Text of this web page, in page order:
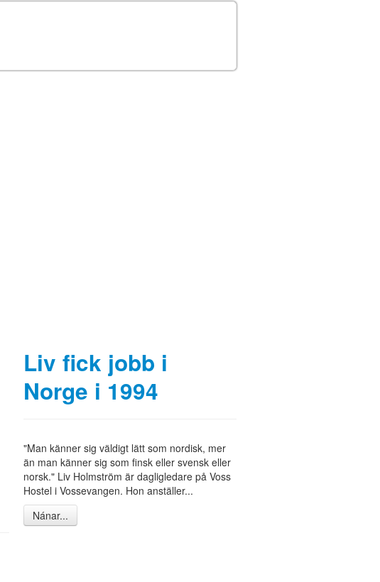
Liv fick jobb i
Norge i 1994
"Man känner sig väldigt lätt som nordisk, mer
än man känner sig som finsk eller svensk eller
norsk." Liv Holmström är dagligledare på Voss
Hostel i Vossevangen. Hon anställer...
Nánar...